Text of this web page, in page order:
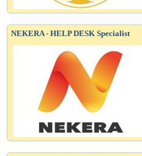
NEKERA - HELP DESK Specialist